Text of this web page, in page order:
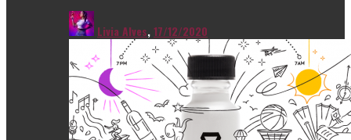
Livia Alves,17/12/2020